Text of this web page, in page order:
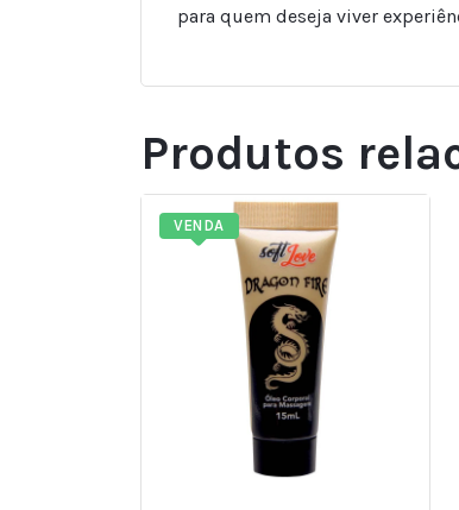
para quem deseja viver
Produtos
VENDA